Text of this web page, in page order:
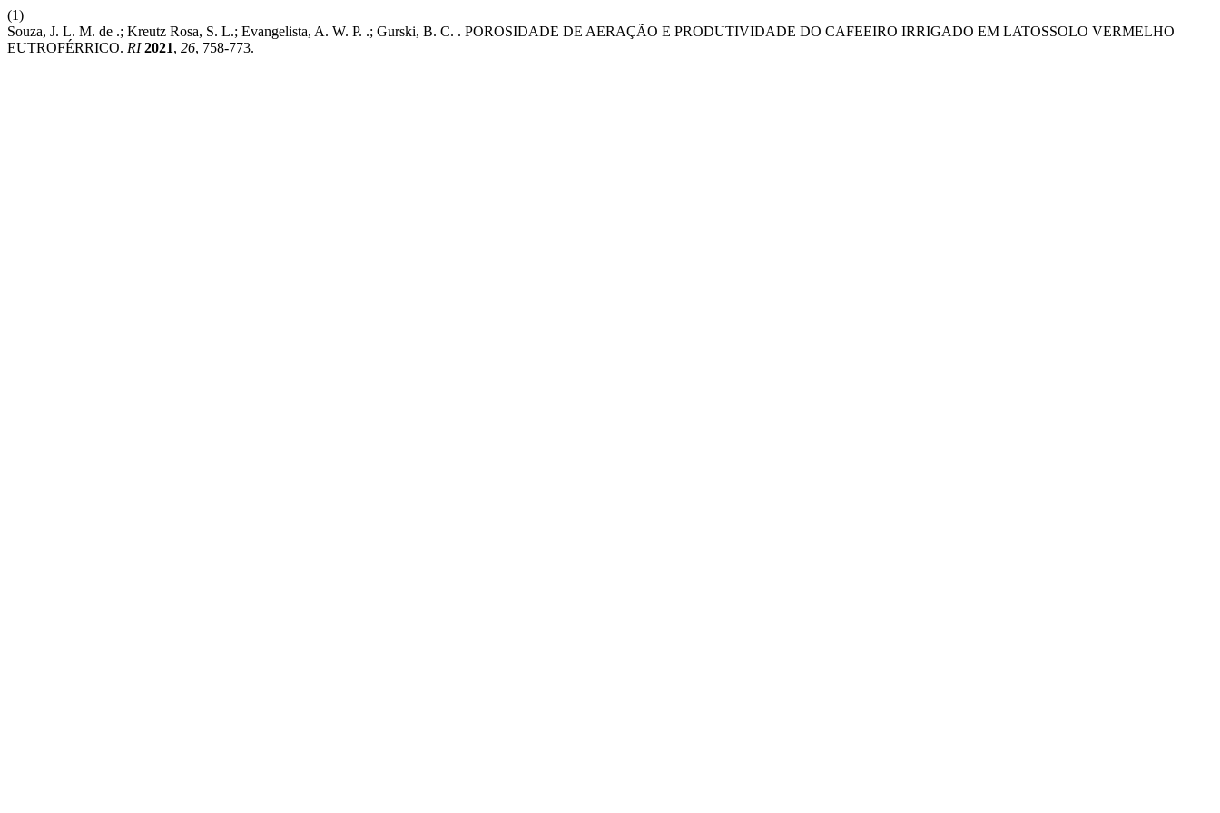
(1)
Souza, J. L. M. de .; Kreutz Rosa, S. L.; Evangelista, A. W. P. .; Gurski, B. C. . POROSIDADE DE AERAÇÃO E PRODUTIVIDADE DO CAFEEIRO IRRIGADO EM LATOSSOLO VERMELHO
EUTROFÉRRICO. RI 2021, 26, 758-773.